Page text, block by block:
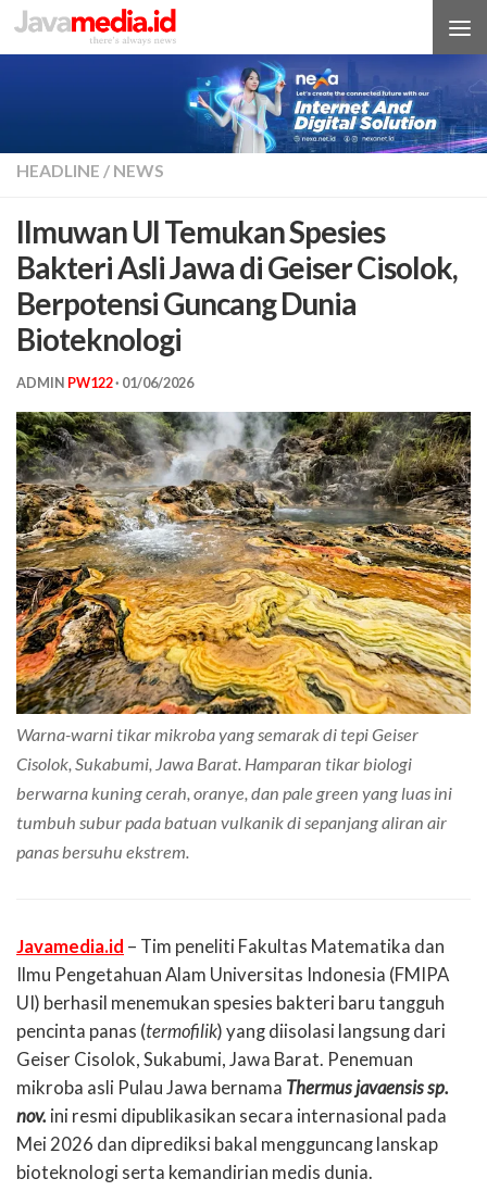
Skip to content
HEADLINE / NEWS
Ilmuwan UI Temukan Spesies
Bakteri Asli Jawa di Geiser Cisolok,
Berpotensi Guncang Dunia
Bioteknologi
ADMIN PW122· 01/06/2026
Warna-warni tikar mikroba yang semarak di tepi Geiser
Cisolok, Sukabumi, Jawa Barat. Hamparan tikar biologi
berwarna kuning cerah, oranye, dan pale green yang luas ini
tumbuh subur pada batuan vulkanik di sepanjang aliran air
panas bersuhu ekstrem.
Javamedia.id – Tim peneliti Fakultas Matematika dan
Ilmu Pengetahuan Alam Universitas Indonesia (FMIPA
UI) berhasil menemukan spesies bakteri baru tangguh
pencinta panas (termofilik) yang diisolasi langsung dari
Geiser Cisolok, Sukabumi, Jawa Barat. Penemuan
mikroba asli Pulau Jawa bernama Thermus javaensis sp.
nov. ini resmi dipublikasikan secara internasional pada
Mei 2026 dan diprediksi bakal mengguncang lanskap
bioteknologi serta kemandirian medis dunia.